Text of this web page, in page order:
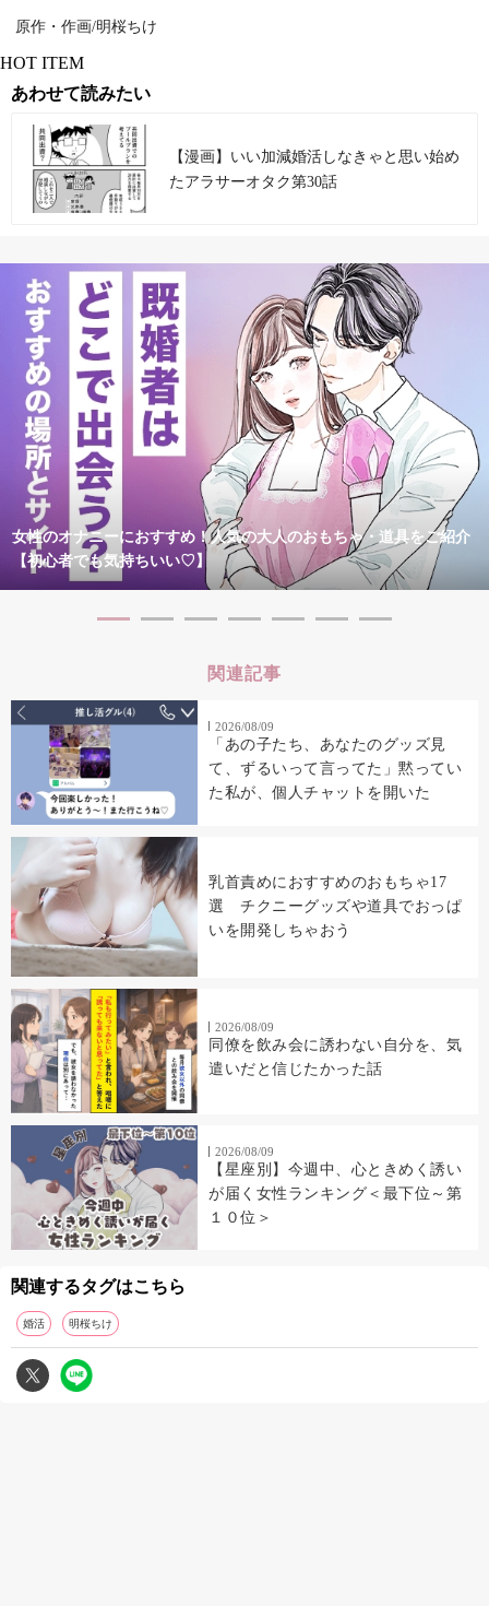
原作・作画/明桜ちけ
HOT ITEM
あわせて読みたい
【漫画】いい加減婚活しなきゃと思い始め
たアラサーオタク第30話
女性のオナニーにおすすめ！人気の大人のおもちゃ・道具をご紹介
【初心者でも気持ちいい♡】
関連記事
2026/08/09
「あの子たち、あなたのグッズ見
て、ずるいって言ってた」黙ってい
た私が、個人チャットを開いた
乳首責めにおすすめのおもちゃ17
選 チクニーグッズや道具でおっぱ
いを開発しちゃおう
2026/08/09
同僚を飲み会に誘わない自分を、気
遣いだと信じたかった話
2026/08/09
【星座別】今週中、心ときめく誘い
が届く女性ランキング＜最下位～第
１０位＞
関連するタグはこちら
婚活 明桜ちけ